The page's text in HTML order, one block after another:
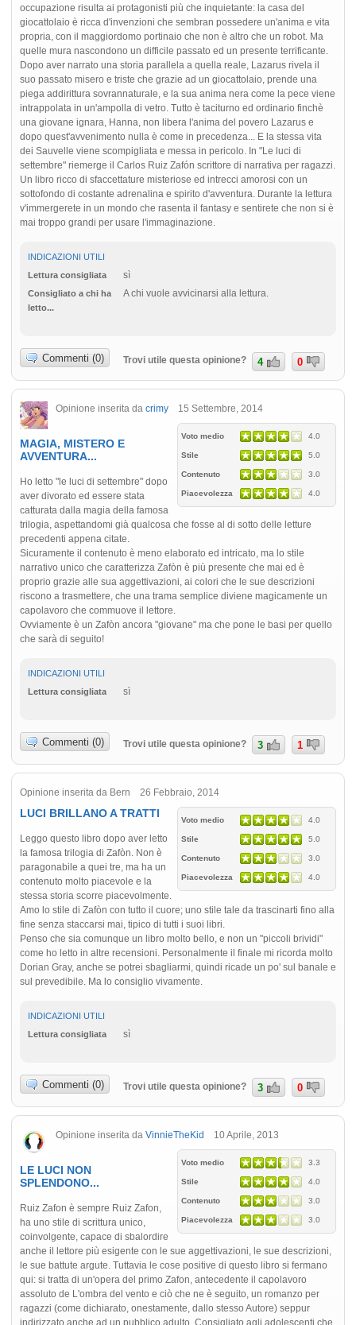
occupazione risulta ai protagonisti più che inquietante: la casa del
giocattolaio è ricca d'invenzioni che sembran possedere un'anima e vita
propria, con il maggiordomo portinaio che non è altro che un robot. Ma
quelle mura nascondono un difficile passato ed un presente terrificante.
Dopo aver narrato una storia parallela a quella reale, Lazarus rivela il
suo passato misero e triste che grazie ad un giocattolaio, prende una
piega addirittura sovrannaturale, e la sua anima nera come la pece viene
intrappolata in un'ampolla di vetro. Tutto è taciturno ed ordinario finchè
una giovane ignara, Hanna, non libera l'anima del povero Lazarus e
dopo quest'avvenimento nulla è come in precedenza... E la stessa vita
dei Sauvelle viene scompigliata e messa in pericolo. In "Le luci di
settembre" riemerge il Carlos Ruiz Zafón scrittore di narrativa per ragazzi.
Un libro ricco di sfaccettature misteriose ed intrecci amorosi con un
sottofondo di costante adrenalina e spirito d'avventura. Durante la lettura
v'immergerete in un mondo che rasenta il fantasy e sentirete che non si è
mai troppo grandi per usare l'immaginazione.
INDICAZIONI UTILI
Lettura consigliata
sì
Consigliato a chi ha
letto...
A chi vuole avvicinarsi alla lettura.
Commenti (0) Trovi utile questa opinione? 4 0
Opinione inserita da crimy 15 Settembre, 2014
Voto medio 4.0
Stile 5.0
Contenuto 3.0
Piacevolezza 4.0
MAGIA, MISTERO E
AVVENTURA...
Ho letto "le luci di settembre" dopo
aver divorato ed essere stata
catturata dalla magia della famosa
trilogia, aspettandomi già qualcosa che fosse al di sotto delle letture
precedenti appena citate.
Sicuramente il contenuto è meno elaborato ed intricato, ma lo stile
narrativo unico che caratterizza Zafòn è più presente che mai ed è
proprio grazie alle sua aggettivazioni, ai colori che le sue descrizioni
riscono a trasmettere, che una trama semplice diviene magicamente un
capolavoro che commuove il lettore.
Ovviamente è un Zafòn ancora "giovane" ma che pone le basi per quello
che sarà di seguito!
INDICAZIONI UTILI
Lettura consigliata
sì
Commenti (0) Trovi utile questa opinione? 3 1
Opinione inserita da Bern 26 Febbraio, 2014
Voto medio 4.0
Stile 5.0
Contenuto 3.0
Piacevolezza 4.0
LUCI BRILLANO A TRATTI
Leggo questo libro dopo aver letto
la famosa trilogia di Zafòn. Non è
paragonabile a quei tre, ma ha un
contenuto molto piacevole e la
stessa storia scorre piacevolmente.
Amo lo stile di Zafòn con tutto il cuore; uno stile tale da trascinarti fino alla
fine senza staccarsi mai, tipico di tutti i suoi libri.
Penso che sia comunque un libro molto bello, e non un "piccoli brividi"
come ho letto in altre recensioni. Personalmente il finale mi ricorda molto
Dorian Gray, anche se potrei sbagliarmi, quindi ricade un po' sul banale e
sul prevedibile. Ma lo consiglio vivamente.
INDICAZIONI UTILI
Lettura consigliata
sì
Commenti (0) Trovi utile questa opinione? 3 0
Opinione inserita da VinnieTheKid 10 Aprile, 2013
Voto medio 3.3
Stile 4.0
Contenuto 3.0
Piacevolezza 3.0
LE LUCI NON
SPLENDONO...
Ruiz Zafon è sempre Ruiz Zafon,
ha uno stile di scrittura unico,
coinvolgente, capace di sbalordire
anche il lettore più esigente con le sue aggettivazioni, le sue descrizioni,
le sue battute argute. Tuttavia le cose positive di questo libro si fermano
qui: si tratta di un'opera del primo Zafon, antecedente il capolavoro
assoluto de L'ombra del vento e ciò che ne è seguito, un romanzo per
ragazzi (come dichiarato, onestamente, dallo stesso Autore) seppur
indirizzato anche ad un pubblico adulto. Consigliato agli adolescenti che